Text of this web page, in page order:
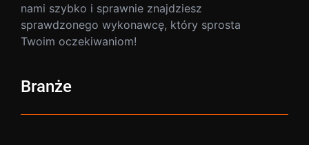
nami szybko i sprawnie znajdziesz
sprawdzonego wykonawcę, który sprosta
Twoim oczekiwaniom!
Branże